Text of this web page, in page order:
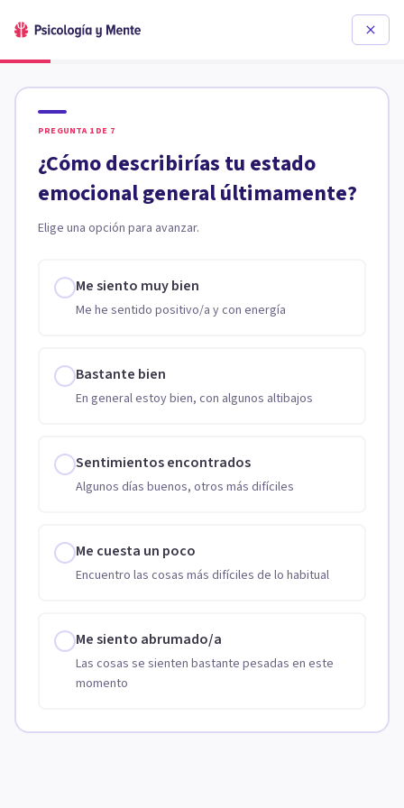
PREGUNTA 1 DE 7
¿Cómo describirías tu estado
emocional general últimamente?
Elige una opción para avanzar.
Me siento muy bien
Me he sentido positivo/a y con energía
Bastante bien
En general estoy bien, con algunos altibajos
Sentimientos encontrados
Algunos días buenos, otros más difíciles
Me cuesta un poco
Encuentro las cosas más difíciles de lo habitual
Me siento abrumado/a
Las cosas se sienten bastante pesadas en este
momento